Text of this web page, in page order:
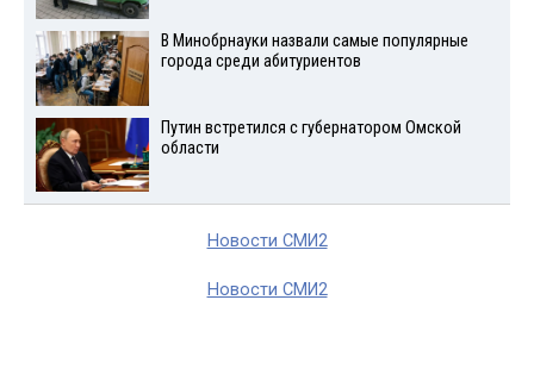
В Минобрнауки назвали самые популярные
города среди абитуриентов
Путин встретился с губернатором Омской
области
Новости СМИ2
Новости СМИ2